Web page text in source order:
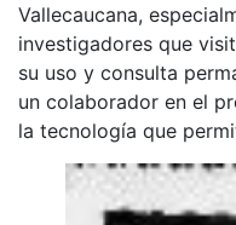
Vallecaucana,
investigadores que
su uso y consulta
un colaborador en el
la tecnología que